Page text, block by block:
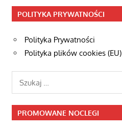
POLITYKA PRYWATNOŚCI
Polityka Prywatności
Polityka plików cookies (EU)
PROMOWANE NOCLEGI